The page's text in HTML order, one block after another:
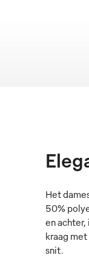
Het
50%
en
kraag
snit.